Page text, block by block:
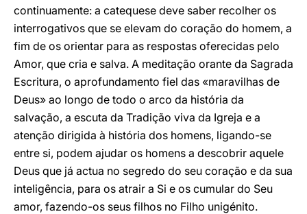
continuamente: a catequese deve saber recolher os
interrogativos que se elevam do coração do homem, a
fim de os orientar para as respostas oferecidas pelo
Amor, que cria e salva. A meditação orante da Sagrada
Escritura, o aprofundamento fiel das «maravilhas de
Deus» ao longo de todo o arco da história da
salvação, a escuta da Tradição viva da Igreja e a
atenção dirigida à história dos homens, ligando-se
entre si, podem ajudar os homens a descobrir aquele
Deus que já actua no segredo do seu coração e da sua
inteligência, para os atrair a Si e os cumular do Seu
amor, fazendo-os seus filhos no Filho unigénito.